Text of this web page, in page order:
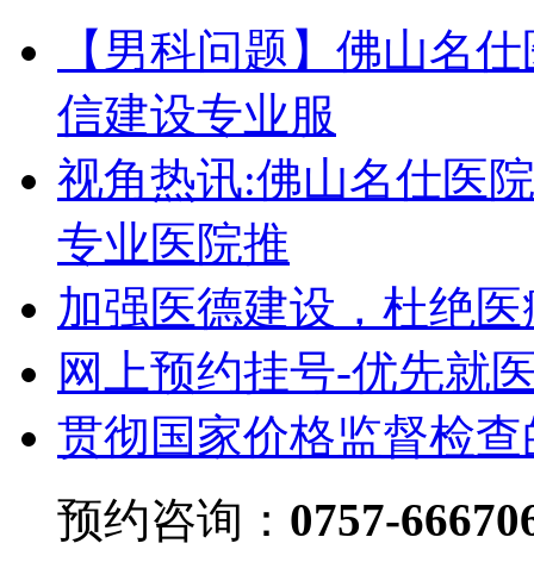
【男科问题】佛山名
信建设专业服
视角热讯:佛山名仕医
专业医院推
加强医德建设，杜绝
网上预约挂号-优先就
贯彻国家价格监督检
预约咨询： 0757-